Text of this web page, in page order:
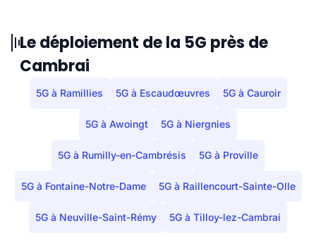
Le déploiement de la 5G près de
Cambrai
5G à Ramillies 5G à Escaudœuvres 5G à Cauroir
5G à Awoingt 5G à Niergnies
5G à Rumilly-en-Cambrésis 5G à Proville
5G à Fontaine-Notre-Dame 5G à Raillencourt-Sainte-Olle
5G à Neuville-Saint-Rémy 5G à Tilloy-lez-Cambrai